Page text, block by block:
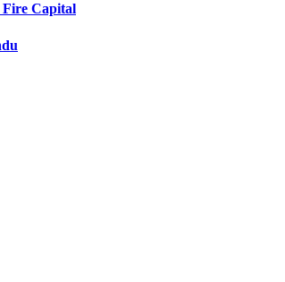
Fire Capital